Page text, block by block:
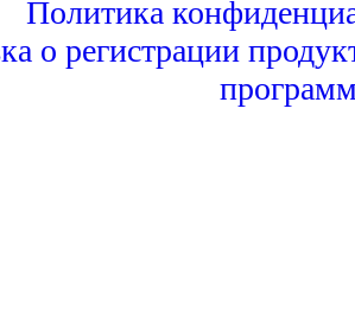
Политика
о регистрации